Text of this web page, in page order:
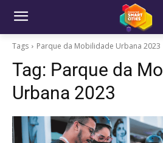
Tags Parque da Mobilidade Urbana 2023
Tag: Parque da
Urbana 2023